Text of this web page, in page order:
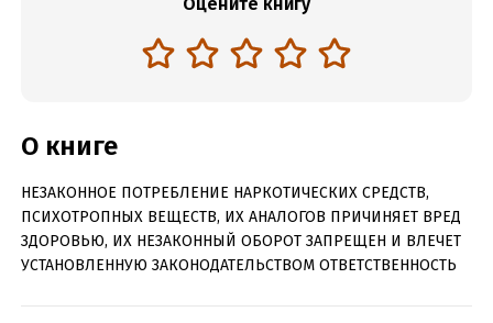
О книге
НЕЗАКОННОЕ ПОТРЕБЛЕНИЕ НАРКОТИЧЕСКИХ СРЕДСТВ,
ПСИХОТРОПНЫХ ВЕЩЕСТВ, ИХ АНАЛОГОВ ПРИЧИНЯЕТ ВРЕД
ЗДОРОВЬЮ, ИХ НЕЗАКОННЫЙ ОБОРОТ ЗАПРЕЩЕН И ВЛЕЧЕТ
УСТАНОВЛЕННУЮ ЗАКОНОДАТЕЛЬСТВОМ ОТВЕТСТВЕННОСТЬ